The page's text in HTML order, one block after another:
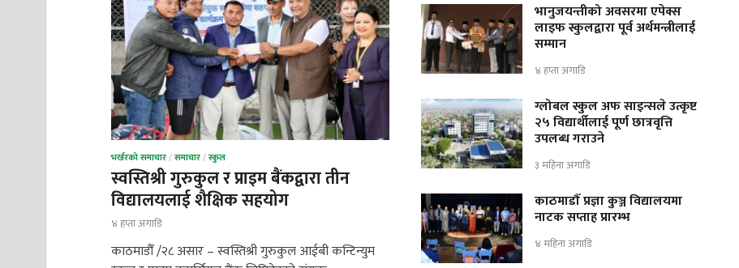
भर्खरको समाचार/समाचार/स्कुल
स्वस्तिश्री गुरुकुल र प्राइम बैंकद्वारा तीन
विद्यालयलाई शैक्षिक सहयोग
४ हप्ता अगाडि
काठमाडौँ /२८ असार – स्वस्तिश्री गुरुकुल आईबी कन्टिन्युम
भानुजयन्तीको अवसरमा एपेक्स
लाइफ स्कुलद्वारा पूर्व अर्थमन्त्रीलाई
सम्मान
४ हप्ता अगाडि
ग्लोबल स्कुल अफ साइन्सले उत्कृष्ट
२५ विद्यार्थीलाई पूर्ण छात्रवृत्ति
उपलब्ध गराउने
३ महिना अगाडि
काठमाडौँ प्रज्ञा कुञ्ज विद्यालयमा
नाटक सप्ताह प्रारम्भ
४ महिना अगाडि